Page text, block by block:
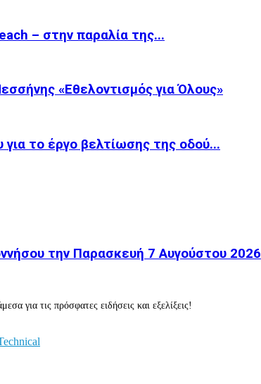
– στην παραλία της...
«Εθελοντισμός για Όλους»
το έργο βελτίωσης της οδού...
την Παρασκευή 7 Αυγούστου 2026
για τις πρόσφατες ειδήσεις και εξελίξεις!